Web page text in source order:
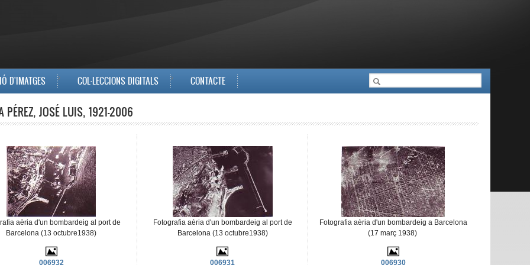
Formulari de cerca
Cerca
D'IMATGES COL·LECCIONS DIGITALS CONTACTE
PÉREZ, JOSÉ LUIS, 1921-2006
aèria d'un bombardeig al port de
Barcelona (13 octubre1938)
006932
Fotografia aèria d'un bombardeig al port de
Barcelona (13 octubre1938)
006931
Fotografia aèria d'un bombardeig a Barcelona
(17 març 1938)
006930